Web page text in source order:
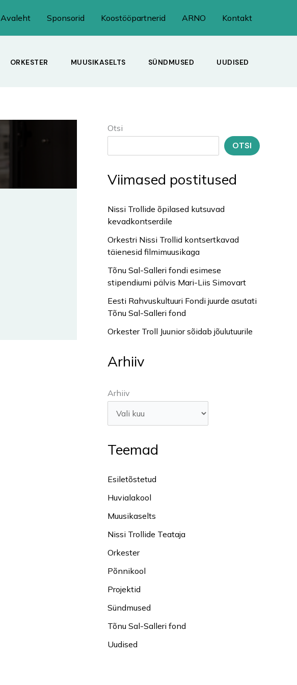
Avaleht Sponsorid Koostööpartnerid ARNO Kontakt
ORKESTER MUUSIKASELTS SÜNDMUSED UUDISED
Otsi
OTSI
Viimased postitused
Nissi Trollide õpilased kutsuvad
kevadkontserdile
Orkestri Nissi Trollid kontsertkavad
täienesid filmimuusikaga
Tõnu Sal-Salleri fondi esimese
stipendiumi pälvis Mari-Liis Simovart
Eesti Rahvuskultuuri Fondi juurde asutati
Tõnu Sal-Salleri fond
Orkester Troll Juunior sõidab jõulutuurile
Arhiiv
Arhiiv
Teemad
Esiletõstetud
Huvialakool
Muusikaselts
Nissi Trollide Teataja
Orkester
Põnnikool
Projektid
Sündmused
Tõnu Sal-Salleri fond
Uudised